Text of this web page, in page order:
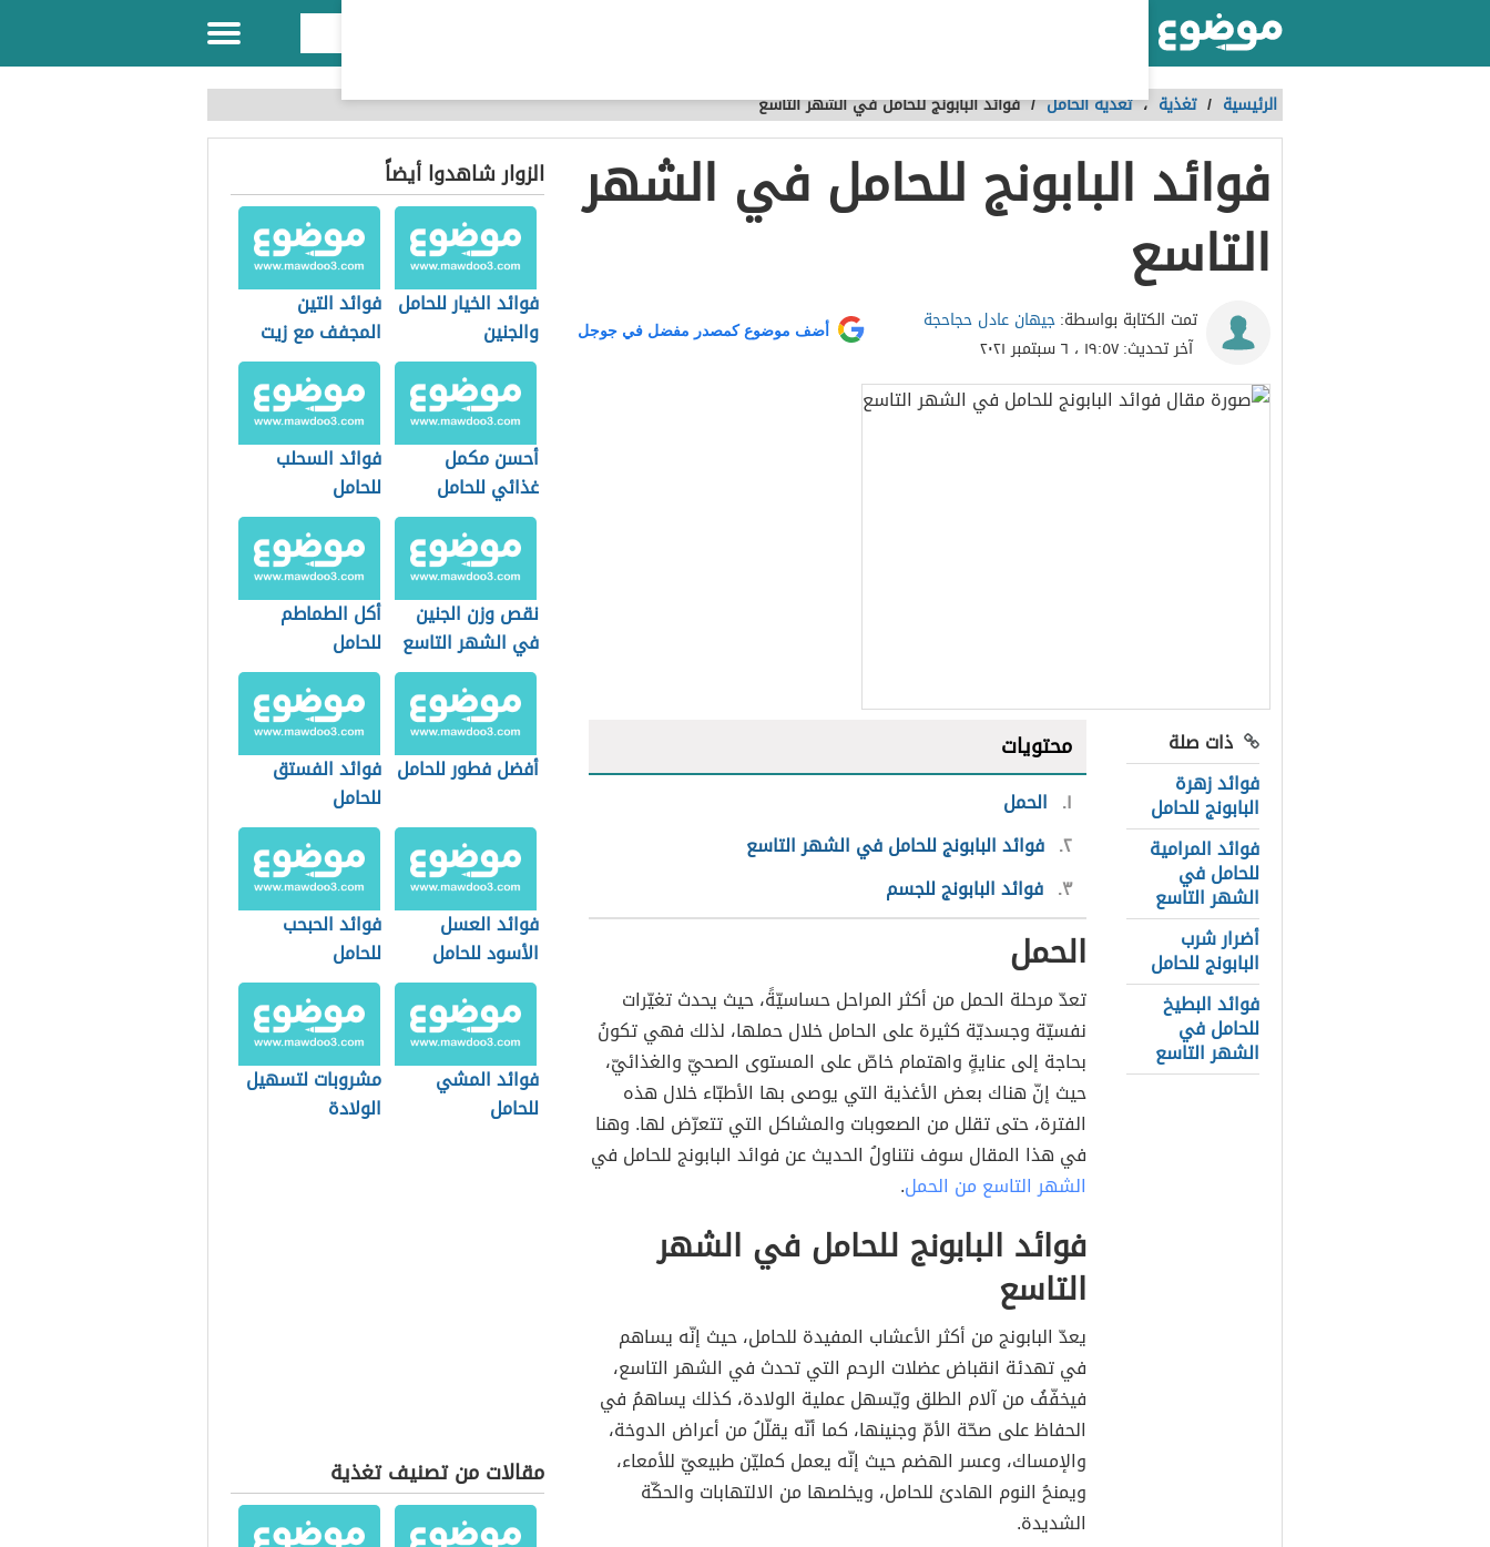
الرئيسية / تغذية ،تغذية الحامل /فوائد البابونج للحامل في الشهر التاسع
فوائد البابونج للحامل في الشهر
التاسع
تمت الكتابة بواسطة:جيهان عادل حجاحجة
آخر تحديث:١٩:٥٧ ، ٦ سبتمبر ٢٠٢١
أضف موضوع كمصدر مفضل في جوجل
ذات صلة
فوائد زهرة
البابونج للحامل
فوائد المرامية
للحامل في
الشهر التاسع
أضرار شرب
البابونج للحامل
فوائد البطيخ
للحامل في
الشهر التاسع
محتويات
١ الحمل
٢ فوائد البابونج للحامل في الشهر التاسع
٣ فوائد البابونج للجسم
الحمل
تعدّ مرحلة الحمل من أكثر المراحل حساسيّةً، حيث يحدث تغيّرات
نفسيّة وجسديّة كثيرة على الحامل خلال حملها، لذلك فهي تكونُ
بحاجة إلى عنايةٍ واهتمام خاصّ على المستوى الصحيّ والغذائيّ،
حيث إنّ هناك بعض الأغذية التي يوصى بها الأطبّاء خلال هذه
الفترة، حتى تقلل من الصعوبات والمشاكل التي تتعرّض لها. وهنا
في هذا المقال سوف نتناولُ الحديث عن فوائد البابونج للحامل في
الشهر التاسع من الحمل.
فوائد البابونج للحامل في الشهر
التاسع
يعدّ البابونج من أكثر الأعشاب المفيدة للحامل، حيث إنّه يساهم
في تهدئة انقباض عضلات الرحم التي تحدث في الشهر التاسع،
فيخفّفُ من آلام الطلق ويّسهل عملية الولادة، كذلك يساهمُ في
الحفاظ على صحّة الأمّ وجنينها، كما أنّه يقلّلُ من أعراض الدوخة،
والإمساك، وعسر الهضم حيث إنّه يعمل كمليّن طبيعيّ للأمعاء،
ويمنحُ النوم الهادئ للحامل، ويخلصها من الالتهابات والحكّة
الشديدة.
الزوار شاهدوا أيضاً
فوائد الخيار للحامل
والجنين
فوائد التين
المجفف مع زيت
الزيتون للحامل
أحسن مكمل
غذائي للحامل
فوائد السحلب
للحامل
نقص وزن الجنين
في الشهر التاسع
أكل الطماطم
للحامل
أفضل فطور للحامل فوائد الفستق
للحامل
فوائد العسل
الأسود للحامل
فوائد الحبحب
للحامل
فوائد المشي
للحامل
مشروبات لتسهيل
الولادة
مقالات من تصنيف تغذية